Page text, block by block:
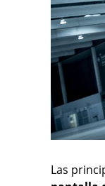
Las